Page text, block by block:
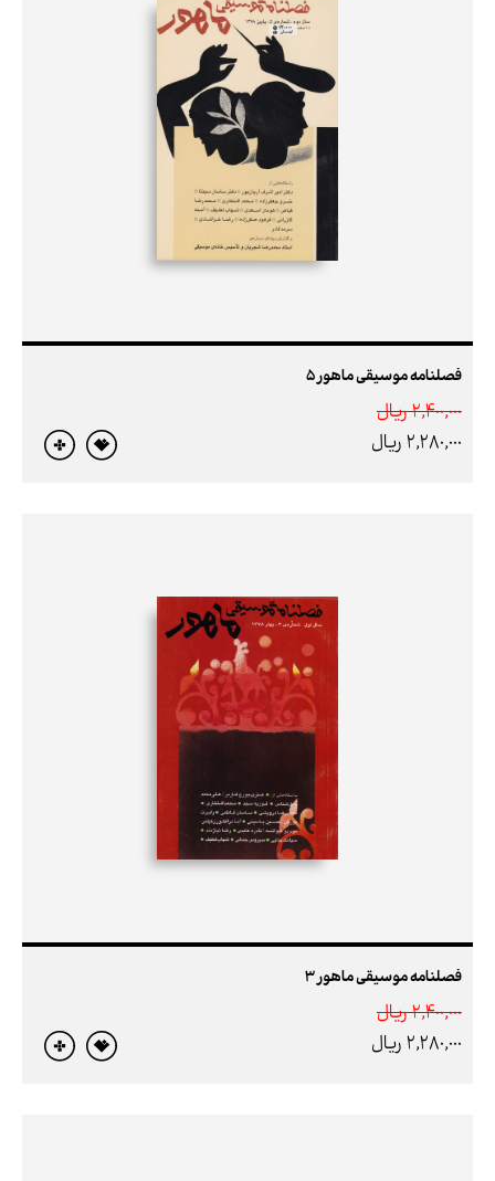
فصلنامه موسیقی ماهور 5
2,400,000 ريال
2,280,000 ريال
فصلنامه موسیقی ماهور 3
2,400,000 ريال
2,280,000 ريال